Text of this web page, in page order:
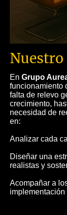
En Grupo
funcionamiento
falta de relevo
crecimiento,
necesidad de
en:
Analizar cada
Diseñar una
realistas y
Acompañar a